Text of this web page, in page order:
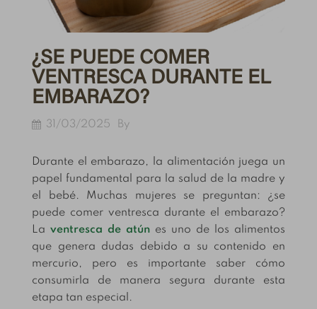
¿SE PUEDE COMER
VENTRESCA DURANTE EL
EMBARAZO?
31/03/2025 By
Durante el embarazo, la alimentación juega un
papel fundamental para la salud de la madre y
el bebé. Muchas mujeres se preguntan: ¿se
puede comer ventresca durante el embarazo?
La ventresca de atún es uno de los alimentos
que genera dudas debido a su contenido en
mercurio, pero es importante saber cómo
consumirla de manera segura durante esta
etapa tan especial.